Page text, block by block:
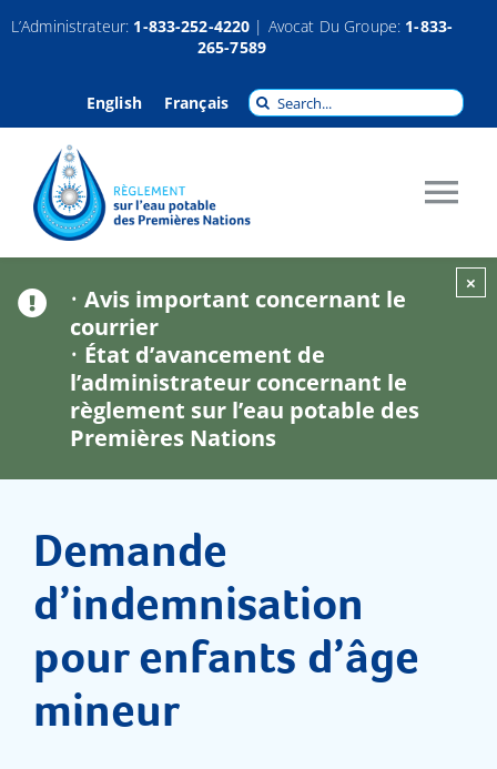
Passer
contenu
L’Administrateur: 1-833-252-4220 | Avocat Du Groupe: 1-833-
265-7589
English Français
Recherche
pour
Réclamations
Indemnisation
Dernières nouvelles
Contactez-nous
•Avis important concernant le
courrier
• État d’avancement de
l’administrateur concernant le
règlement sur l’eau potable des
Premières Nations
×
Demande
d’indemnisation
pour enfants d’âge
mineur